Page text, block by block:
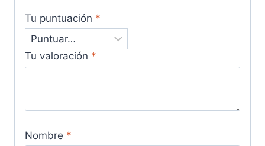
Tu puntuación *
Tu valoración *
Nombre *